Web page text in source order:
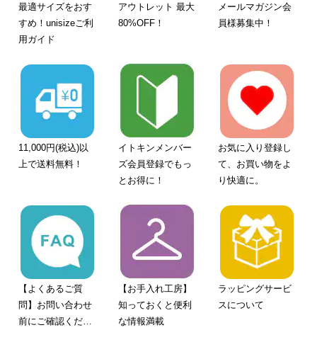
最適サイズをおす
すめ！unisizeご利
用ガイド
アウトレット 最大
80%OFF！
メールマガジン会
員様募集中！
11,000円(税込)以
上で送料無料！
イトキンメンバー
ズ会員登録でもっ
とお得に！
お気に入り登録し
て、お買い物をよ
り快適に。
【よくあるご質
問】お問い合わせ
前にご確認くださ
【お手入れ工房】
知っておくと便利
な情報満載
ラッピングサービ
スについて